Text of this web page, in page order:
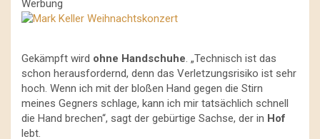
Werbung
Gekämpft wird ohne Handschuhe. „Technisch ist das
schon herausfordernd, denn das Verletzungsrisiko ist sehr
hoch. Wenn ich mit der bloßen Hand gegen die Stirn
meines Gegners schlage, kann ich mir tatsächlich schnell
die Hand brechen“, sagt der gebürtige Sachse, der in Hof
lebt.